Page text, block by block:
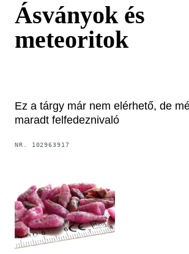
Ásványok és
meteoritok
Ez a tárgy már nem elérhető, de
maradt felfedeznivaló
NR. 102963917